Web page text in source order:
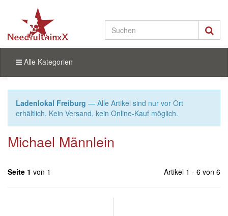
Alle Kategorien
Ladenlokal Freiburg — Alle Artikel sind nur vor Ort
erhältlich. Kein Versand, kein Online-Kauf möglich.
Michael Männlein
Seite 1 von 1 Artikel 1 - 6 von 6